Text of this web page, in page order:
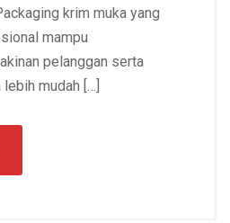
krim muka yang
mampu
pelanggan serta
mudah […]